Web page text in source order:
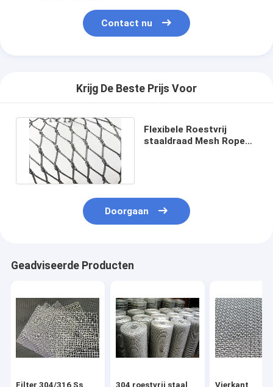
Contact nu
Krijg De Beste Prijs Voor
Flexibele Roestvrij
staaldraad Mesh Rope
Doorgaan
Geadviseerde Producten
Filter 304/316 Ss 304 roestvrij staal Vierkant